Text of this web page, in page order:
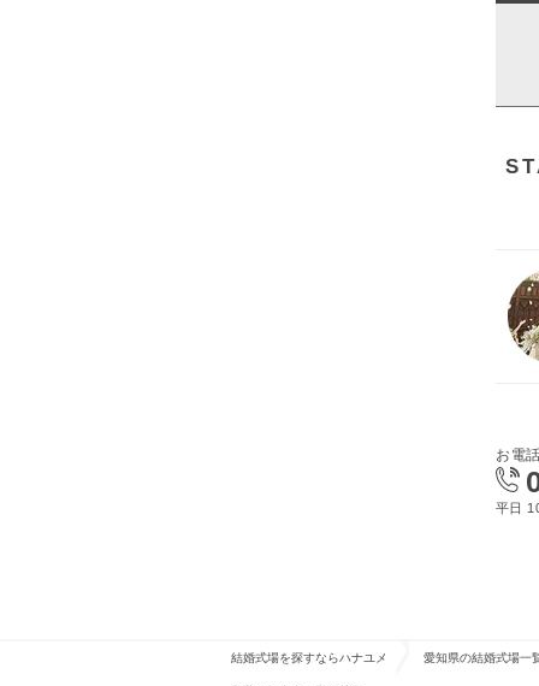
お電
平日
結婚式場を探すならハナユメ 愛知県の結婚式場一